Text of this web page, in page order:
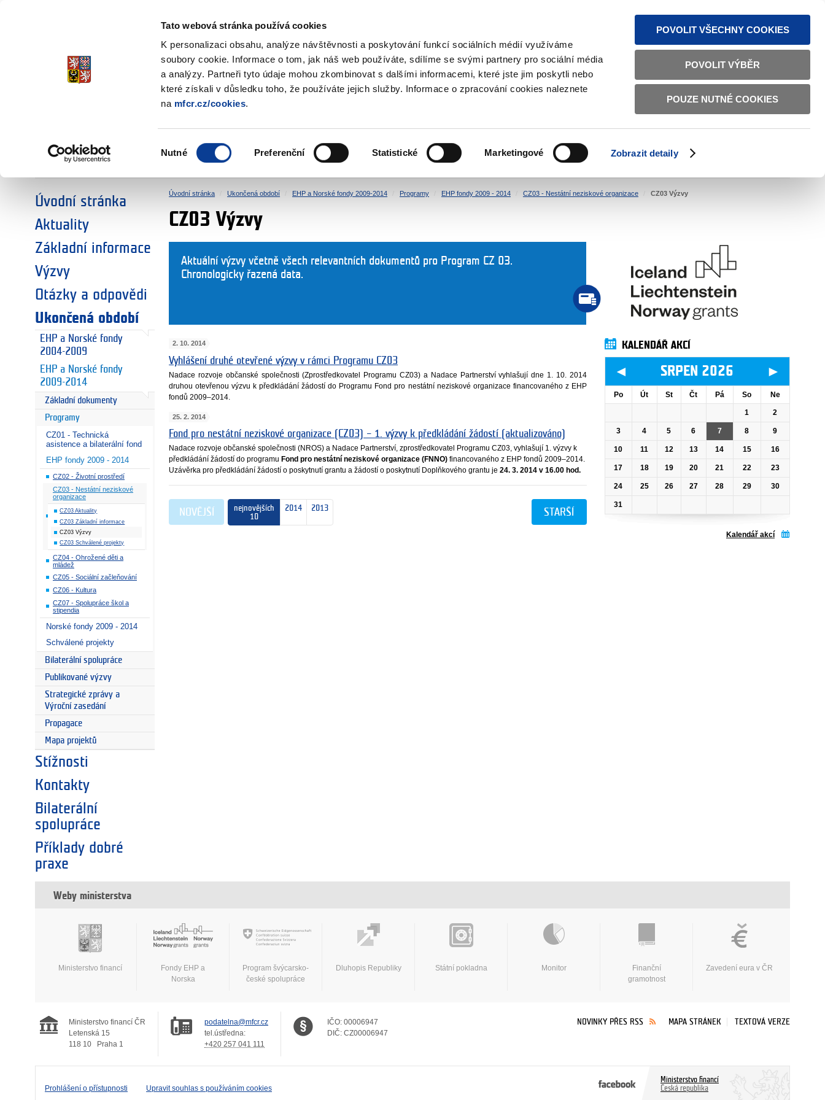
Tato webová stránka používá cookies
K personalizaci obsahu, analýze návštěvnosti a poskytování funkcí sociálních médií využíváme
soubory cookie. Informace o tom, jak náš web používáte, sdílíme se svými partnery pro sociální média
a analýzy. Partneři tyto údaje mohou zkombinovat s dalšími informacemi, které jste jim poskytli nebo
které získali v důsledku toho, že používáte jejich služby. Informace o zpracování cookies naleznete
na mfcr.cz/cookies.
souhlasu
Nutné Preferenční Statistické Marketingové Zobrazit detaily
POVOLIT VŠECHNY COOKIES
POVOLIT VÝBĚR
POUZE NUTNÉ COOKIES
TEXTOVÁ VERZE ČESKY ENGLISH
Fondy EHP a Norska
ZVOLTE SI OBLAST:
SOCIÁLNÍ DIALOG ŽIVOTNÍ PROSTŘEDÍ LIDSKÁ PRÁVA SPRAVEDLNOST VNITŘNÍ VĚCI BILATERÁLNÍ SPOLUPRÁCE
Úvodní stránka
Aktuality
Základní informace
Výzvy
Otázky a odpovědi
Ukončená období
EHP a Norské fondy
2004-2009
EHP a Norské fondy
2009-2014
Základní dokumenty
Programy
CZ01 - Technická
asistence a bilaterální fond
EHP fondy 2009 - 2014
CZ02 - Životní prostředí
CZ03 - Nestátní neziskové
organizace
CZ03 Aktuality
CZ03 Základní informace
CZ03 Výzvy
CZ03 Schválené projekty
CZ04 - Ohrožené děti a
mládež
CZ05 - Sociální začleňování
CZ06 - Kultura
CZ07 - Spolupráce škol a
stipendia
Norské fondy 2009 - 2014
Schválené projekty
Bilaterální spolupráce
Publikované výzvy
Strategické zprávy a
Výroční zasedání
Propagace
Mapa projektů
Stížnosti
Kontakty
Bilaterální
spolupráce
Příklady dobré
praxe
Úvodní stránka Ukončená období EHP a Norské fondy 2009-2014 Programy EHP fondy 2009 - 2014 CZ03 - Nestátní neziskové organizace CZ03 Výzvy
CZ03 Výzvy
Aktuální výzvy včetně všech relevantních dokumentů pro Program CZ 03.
Chronologicky řazená data.
2. 10. 2014
Vyhlášení druhé otevřené výzvy v rámci Programu CZ03
Nadace rozvoje občanské společnosti (Zprostředkovatel Programu CZ03) a Nadace Partnerství vyhlašují dne 1. 10. 2014
druhou otevřenou výzvu k předkládání žádostí do Programu Fond pro nestátní neziskové organizace financovaného z EHP
fondů 2009–2014.
25. 2. 2014
Fond pro nestátní neziskové organizace (CZ03) – 1. výzvy k předkládání žádostí (aktualizováno)
Nadace rozvoje občanské společnosti (NROS) a Nadace Partnerství, zprostředkovatel Programu CZ03, vyhlašují 1. výzvy k
předkládání žádostí do programu Fond pro nestátní neziskové organizace (FNNO)financovaného z EHP fondů 2009–2014.
Uzávěrka pro předkládání žádostí o poskytnutí grantu a žádostí o poskytnutí Doplňkového grantu je24. 3. 2014 v 16.00 hod.
nejnovějších
10
2014 2013
NOVĚJŠÍ STARŠÍ
KALENDÁŘ AKCÍ
◄ SRPEN 2026 ►
Po Út St Čt Pá So Ne
1 2
3 4 5 6 7 8 9
10 11 12 13 14 15 16
17 18 19 20 21 22 23
24 25 26 27 28 29 30
31
Kalendář akcí
Weby ministerstva
Ministerstvo financí
Fondy EHP a
Norska
Program švýcarsko-
české spolupráce
Dluhopis Republiky Státní pokladna Monitor
Finanční
gramotnost
Zavedení eura v ČR
Ministerstvo financí ČR
Letenská 15
118 10
Praha 1
podatelna@mfcr.cz
tel.ústředna:
+420 257 041 111
IČO: 00006947
DIČ: CZ00006947
NOVINKY PŘES RSS MAPA STRÁNEK TEXTOVÁ VERZE
Prohlášení o přístupnosti Upravit souhlas s používáním cookies
Ministerstvo financí
Česká republika